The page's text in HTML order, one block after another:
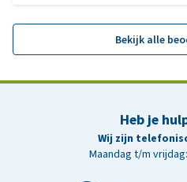
Bekijk alle
Heb je
Wij zijn
Maandag t/m